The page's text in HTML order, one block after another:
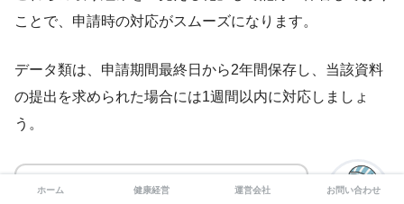
ことで、申請時の対応がスムーズになります。
データ類は、申請期間最終日から2年間保存し、当該資料
の提出を求められた場合には1週間以内に対応しましょ
う。
感染症予防の取り組みは、制度や行動があ
ホーム 健康経営 運営会社 お問い合わせ